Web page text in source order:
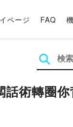
ページ FAQ
術轉圈你